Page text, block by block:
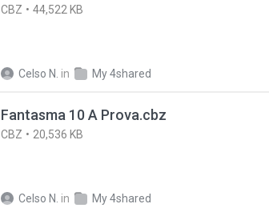
CBZ 44,522 KB
Celso N. in My 4shared
Fantasma 10 A Prova.cbz
CBZ 20,536 KB
Celso N. in My 4shared